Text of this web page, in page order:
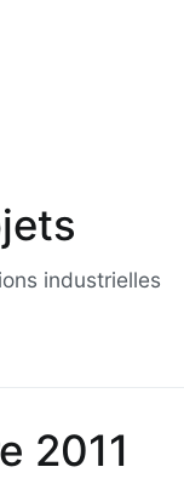
industrielles
2011